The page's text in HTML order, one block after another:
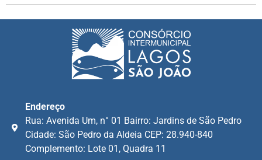
Endereço
Rua: Avenida Um, n° 01 Bairro: Jardins de São Pedro
Cidade: São Pedro da Aldeia CEP: 28.940-840
Complemento: Lote 01, Quadra 11